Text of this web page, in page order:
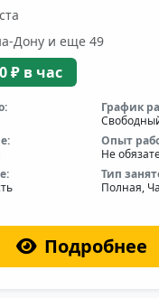
Дону и еще 49
₽ в час
График
Опыт
Не
Тип
Полная,
Подробнее